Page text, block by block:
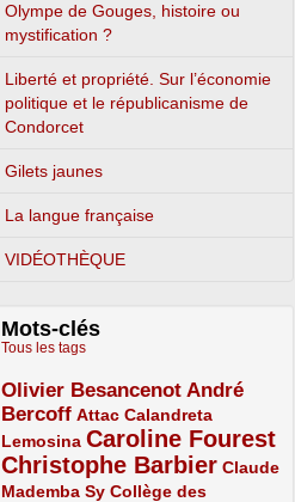
Olympe de Gouges, histoire ou
mystification ?
Liberté et propriété. Sur l’économie
politique et le républicanisme de
Condorcet
Gilets jaunes
La langue française
VIDÉOTHÈQUE
Mots-clés
Tous les tags
Olivier Besancenot
3/5
André
Bercoff
3/5 Attac
2/5
Calandreta
Lemosina
2/5 Caroline Fourest
4/5
Christophe Barbier
4/5
Claude
Mademba Sy
2/5
Collège des